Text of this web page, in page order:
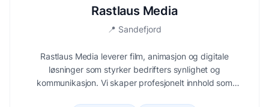
Rastlaus Media
📍 Sandefjord
Rastlaus Media leverer film, animasjon og digitale
løsninger som styrker bedrifters synlighet og
kommunikasjon. Vi skaper profesjonelt innhold som